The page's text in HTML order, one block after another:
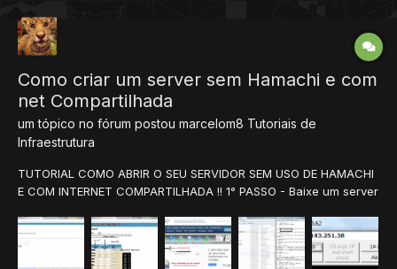
Como criar um server sem Hamachi e com
net Compartilhada
um tópico no fórum postou marcelom8 Tutoriais de
Infraestrutura
TUTORIAL COMO ABRIR O SEU SERVIDOR SEM USO DE HAMACHI
E COM INTERNET COMPARTILHADA !! 1° PASSO - Baixe um server
server de narutibia ( porque eu adoro naruto, porém serve com
qualquer server ) -> http://www.xtibia.co...of-war-no...